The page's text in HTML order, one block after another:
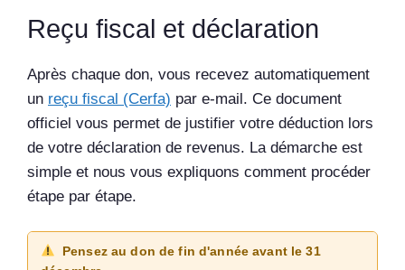
Reçu fiscal et déclaration
Après chaque don, vous recevez automatiquement
un reçu fiscal (Cerfa) par e-mail. Ce document
officiel vous permet de justifier votre déduction lors
de votre déclaration de revenus. La démarche est
simple et nous vous expliquons comment procéder
étape par étape.
Pensez au don de fin d'année avant le 31